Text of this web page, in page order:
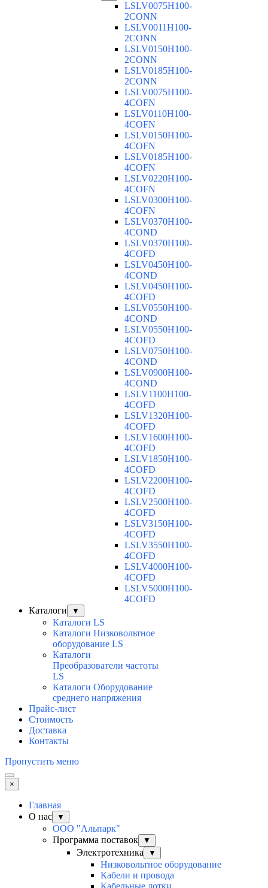
LSLV0075H100-
2CONN
LSLV0011H100-
2CONN
LSLV0150H100-
2CONN
LSLV0185H100-
2CONN
LSLV0075H100-
4COFN
LSLV0110H100-
4COFN
LSLV0150H100-
4COFN
LSLV0185H100-
4COFN
LSLV0220H100-
4COFN
LSLV0300H100-
4COFN
LSLV0370H100-
4COND
LSLV0370H100-
4COFD
LSLV0450H100-
4COND
LSLV0450H100-
4COFD
LSLV0550H100-
4COND
LSLV0550H100-
4COFD
LSLV0750H100-
4COND
LSLV0900H100-
4COND
LSLV1100H100-
4COFD
LSLV1320H100-
4COFD
LSLV1600H100-
4COFD
LSLV1850H100-
4COFD
LSLV2200H100-
4COFD
LSLV2500H100-
4COFD
LSLV3150H100-
4COFD
LSLV3550H100-
4COFD
LSLV4000H100-
4COFD
LSLV5000H100-
4COFD
Каталоги
▼
Каталоги LS
Каталоги Низковольтное
оборудование LS
Каталоги
Преобразователи частоты
LS
Каталоги Оборудование
среднего напряжения
Прайс-лист
Стоимость
Доставка
Контакты
Пропустить меню
×
Главная
О нас
▼
ООО "Альпарк"
Программа поставок
▼
Электротехника ▼
Низковольтное оборудование
Кабели и провода